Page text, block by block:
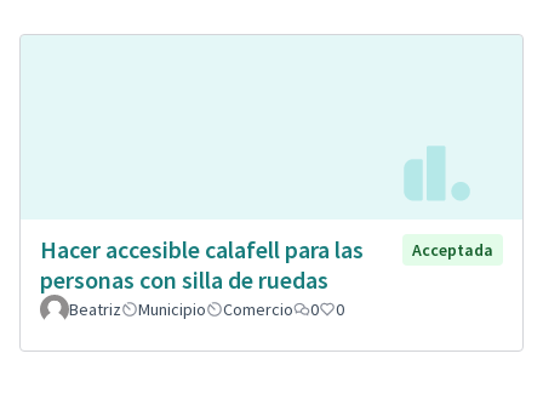
Hacer accesible calafell para las
personas con silla de ruedas
Acceptada
Beatriz Municipio Comercio 0 0